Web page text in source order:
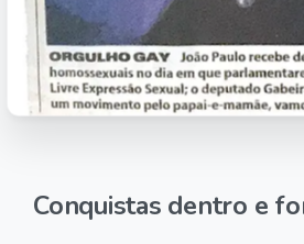
Conquistas dentro e